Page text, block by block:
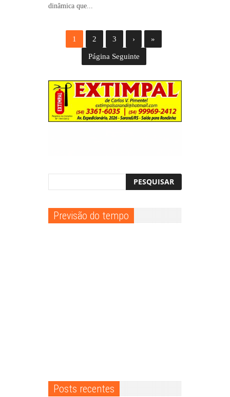
dinâmica que...
1 2 3 › »
Página Seguinte
Previsão do tempo
Posts recentes